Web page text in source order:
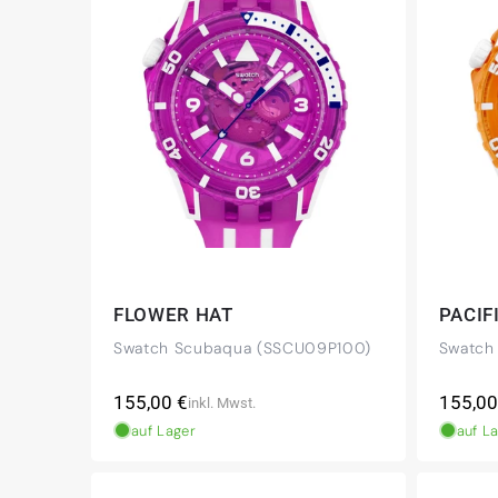
FLOWER HAT
Swatch Scubaqua (SSCU09P100)
Normaler
Preis
155,00 €inkl. Mwst.
auf Lager
Preis
auf